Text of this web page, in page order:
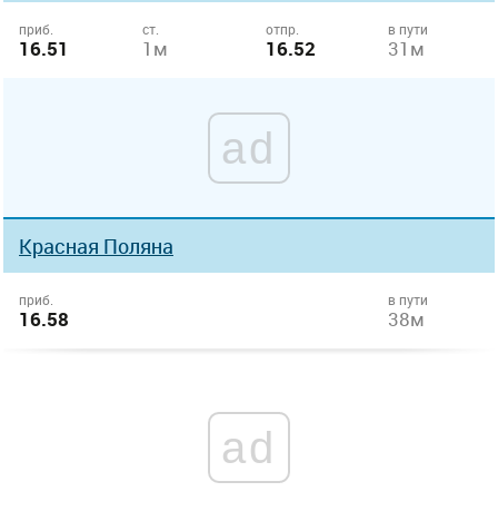
приб.
16.51
ст.
1м
отпр.
16.52
в пути
31м
ad
Красная Поляна
приб.
16.58
в пути
38м
ad